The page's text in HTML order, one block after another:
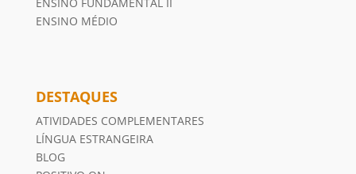
ENSINO MÉDIO
DESTAQUES
ATIVIDADES COMPLEMENTARES
LÍNGUA ESTRANGEIRA
BLOG